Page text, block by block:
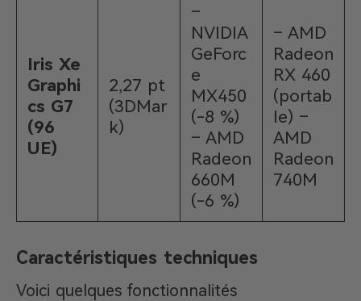
Iris Xe
Graphi
cs G7
(96
UE)
2,27 pt
(3DMar
k)
–
NVIDIA
GeForc
e
MX450
(-8 %)
– AMD
Radeon
660M
(-6 %)
– AMD
Radeon
RX 460
(portab
le) –
AMD
Radeon
740M
Caractéristiques techniques
Voici quelques fonctionnalités